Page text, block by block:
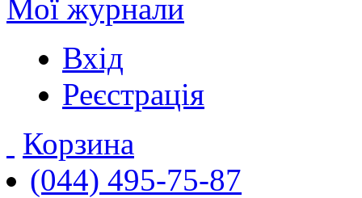
Мої журнали
Вхід
Реєстрація
Корзина
(044) 495-75-87